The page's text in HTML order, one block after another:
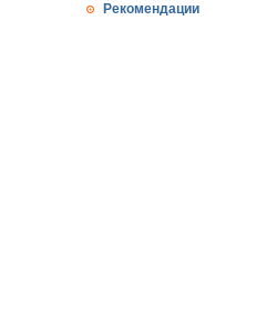
Рекомендации